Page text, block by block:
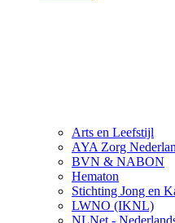
Arts en Leefstijl
AYA Zorg
BVN & NABON
Hematon
Stichting Jong en
LWNO (IKNL)
NLNet -